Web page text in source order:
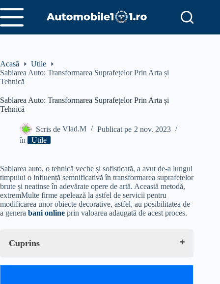
la
conținut
Acasă
Utile
Sablarea Auto: Transformarea Suprafețelor Prin Arta și
Tehnică
Sablarea Auto: Transformarea Suprafețelor Prin Arta și
Tehnică
Scris de Vlad.M Publicat pe 2 nov. 2023
în
Utile
Sablarea auto, o tehnică veche și sofisticată, a avut de-a lungul
timpului o influență semnificativă în transformarea suprafețelor
brute și neatinse în adevărate opere de artă. Această metodă,
extremMulte firme apelează la astfel de servicii pentru
modificarea unor obiecte decorative, astfel, au posibilitatea de
a genera bani online prin valoarea adaugată de acest proces.
Cuprins